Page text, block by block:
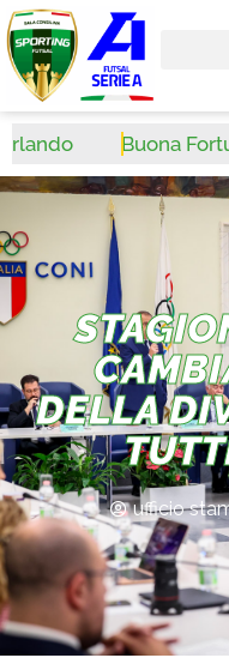
Buona
DELLA
ufficio